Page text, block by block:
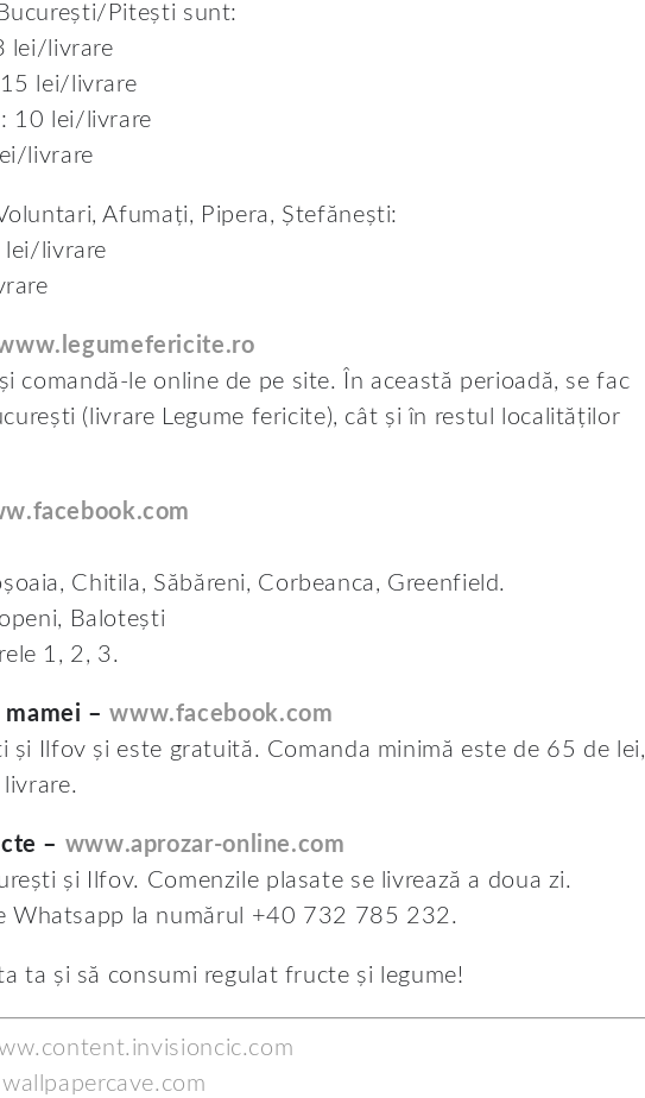
Pitești sunt:
lei/livrare
lei/livrare
10 lei/livrare
livrare
Afumați, Pipera, Ștefănești:
lei/livrare
comandă-le online de pe site. În această perioadă, se fac
(livrare Legume fericite), cât și în restul localităților
Chitila, Săbăreni, Corbeanca, Greenfield.
Balotești
1, 2, 3.
mamei –www.facebook.com
și Ilfov și este gratuită. Comanda minimă este de 65 de lei,
– www.aprozar-online.com
și Ilfov. Comenzile plasate se livrează a doua zi.
Whatsapp la numărul +40 732 785 232.
ta și să consumi regulat fructe și legume!